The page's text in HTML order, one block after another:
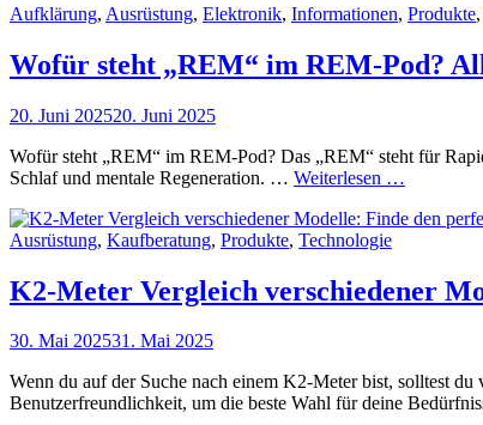
Cat
Aufklärung, Ausrüstung, Elektronik, Informationen, Produkte,
Wofür steht „REM“ im REM-Pod?
Posted
20. Juni 202520. Juni 2025
Wofür steht „REM“ im REM-Pod? Das „REM“ steht für
Schlaf und mentale Regeneration. … Weiterlesen …
„REM“
Pod?
Alles,
darüber
wissen
musst!
Cat
Ausrüstung, Kaufberatung, Produkte, Technologie
K2-Meter Vergleich verschiedener
Posted
30. Mai 202531. Mai 2025
Wenn du auf der Suche nach einem K2-Meter bist, solltest
Benutzerfreundlichkeit, um die beste Wahl für deine